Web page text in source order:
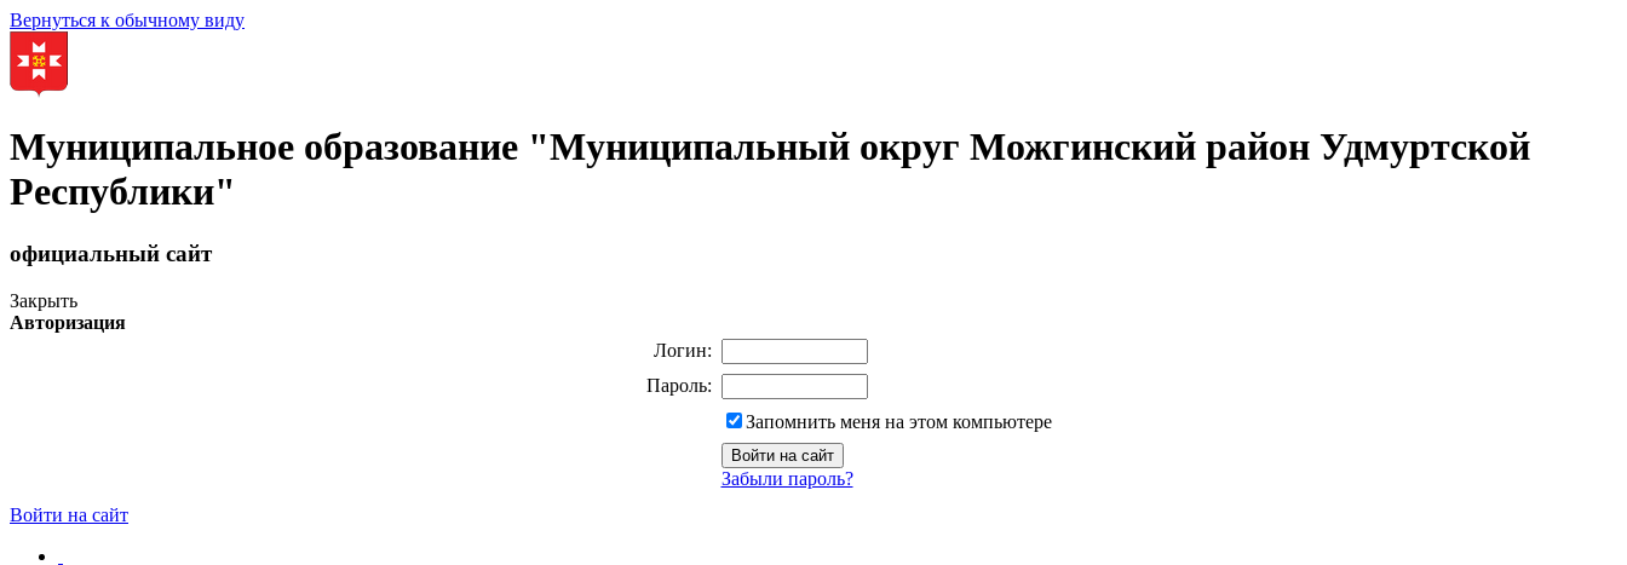
Вернуться к обычному виду
Муниципальное образование "Муниципальный округ Можгинский район Удмуртской
Республики"
официальный сайт
Закрыть
Авторизация
Логин:
Пароль:
Запомнить меня на этом компьютере
Забыли пароль?
Войти на сайт